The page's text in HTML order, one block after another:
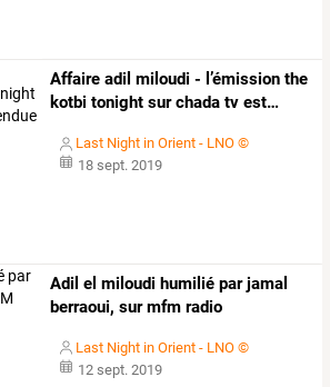
Affaire adil miloudi - l’émission the
kotbi tonight surchada tv est…
Last Night in Orient - LNO ©
18 sept. 2019
Adil el miloudi humilié par jamal
berraoui, sur mfm radio
Last Night in Orient - LNO ©
12 sept. 2019